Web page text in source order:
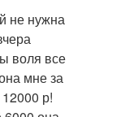
не нужна
воля все
мне за
р!